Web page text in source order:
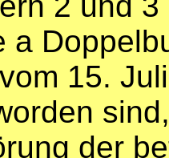
a
15.
der